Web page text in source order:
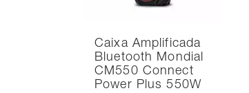
Caixa Amplificada
Bluetooth Mondial
CM550 Connect
Power Plus 550W